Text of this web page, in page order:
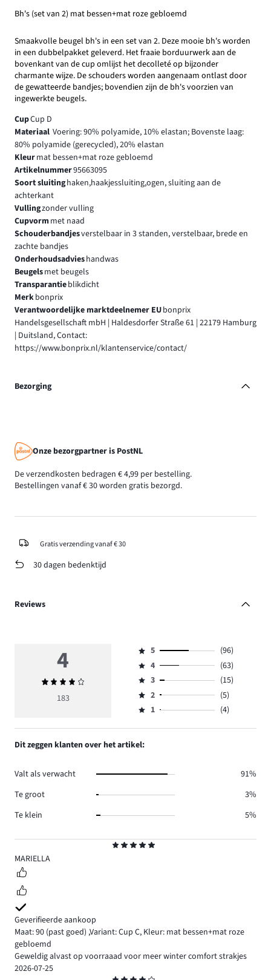
Bh's (set van 2) mat bessen+mat roze gebloemd
Smaakvolle beugel bh's in een set van 2. Deze mooie bh's worden
in een dubbelpakket geleverd. Het fraaie borduurwerk aan de
bovenkant van de cup omlijst het decolleté op bijzonder
charmante wijze. De schouders worden aangenaam ontlast door
de gewatteerde bandjes; bovendien zijn de bh's voorzien van
ingewerkte beugels.
CupCup D
Materiaal Voering: 90% polyamide, 10% elastan; Bovenste laag:
80% polyamide (gerecycled), 20% elastan
Kleurmat bessen+mat roze gebloemd
Artikelnummer95663095
Soort sluitinghaken,haakjessluiting,ogen, sluiting aan de
achterkant
Vullingzonder vulling
Cupvormmet naad
Schouderbandjesverstelbaar in 3 standen, verstelbaar, brede en
zachte bandjes
Onderhoudsadvieshandwas
Beugelsmet beugels
Transparantieblikdicht
Merkbonprix
Verantwoordelijke marktdeelnemer EUbonprix
Handelsgesellschaft mbH | Haldesdorfer Straße 61 | 22179 Hamburg
| Duitsland, Contact:
https://www.bonprix.nl/klantenservice/contact/
Bezorging
Onze bezorgpartner is PostNL
De verzendkosten bedragen € 4,99 per bestelling.
Bestellingen vanaf € 30 worden gratis bezorgd.
Gratis verzending vanaf € 30
30 dagen bedenktijd
Reviews
5
MARIELLA
Geverifieerde aankoop
Maat: 90 (past goed) ,Variant: Cup C, Kleur: mat bessen+mat roze
gebloemd
Geweldig alvast op voorraaad voor meer winter comfort strakjes
2026-07-25
4
Gemiddelde
beoordeling
183
Beoordeling
5,
aantal
reviews
96.
5
(96)
Beoordeling
4,
aantal
reviews
4
(63)
Beoordeling
3,
aantal
3
(15)
Beoordeling
2,
5.
2
(5)
Beoordeling
1,
aantal
reviews
1 (4)
Dit zeggen klanten over het artikel:
Valt als verwacht
91%
Te groot
3%
Te klein
5%